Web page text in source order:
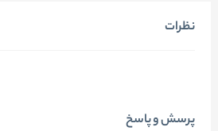
نظرات
پرسش و پاسخ